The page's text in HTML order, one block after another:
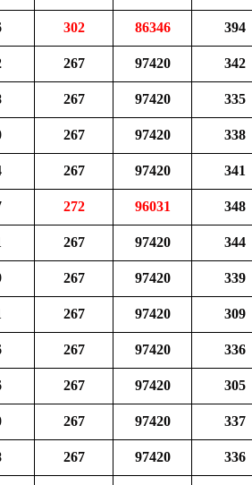
302 86346 394
267 97420 342
267 97420 335
267 97420 338
267 97420 341
272 96031 348
267 97420 344
267 97420 339
267 97420 309
267 97420 336
267 97420 305
267 97420 337
267 97420 336